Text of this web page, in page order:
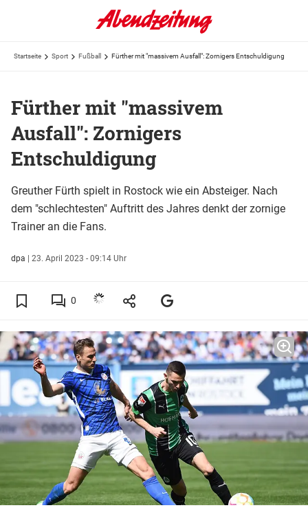
Startseite Sport Fußball Fürther mit "massivem Ausfall": Zornigers Entschuldigung
Fürther mit "massivem
Ausfall": Zornigers
Entschuldigung
Greuther Fürth spielt in Rostock wie ein Absteiger. Nach
dem "schlechtesten" Auftritt des Jahres denkt der zornige
Trainer an die Fans.
dpa | 23. April 2023 - 09:14 Uhr
0